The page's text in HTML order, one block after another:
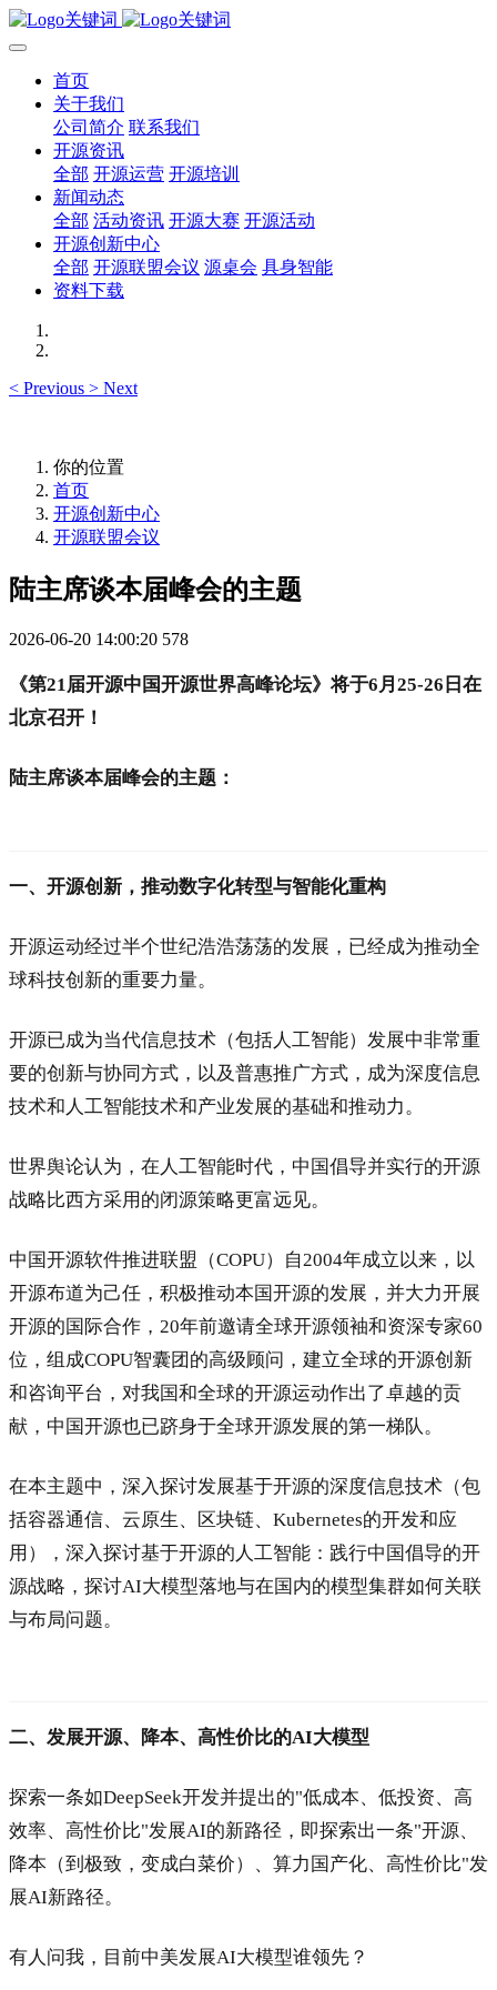
首页
关于我们
公司简介 联系我们
开源资讯
全部 开源运营 开源培训
新闻动态
全部 活动资讯 开源大赛 开源活动
开源创新中心
全部 开源联盟会议 源桌会 具身智能
资料下载
< Previous > Next
你的位置
首页
开源创新中心
开源联盟会议
陆主席谈本届峰会的主题
2026-06-20 14:00:20 578
《第21届开源中国开源世界高峰论坛》将于6月25-26日在
北京召开！
陆主席谈本届峰会的主题：
一、开源创新，推动数字化转型与智能化重构
开源运动经过半个世纪浩浩荡荡的发展，已经成为推动全
球科技创新的重要力量。
开源已成为当代信息技术（包括人工智能）发展中非常重
要的创新与协同方式，以及普惠推广方式，成为深度信息
技术和人工智能技术和产业发展的基础和推动力。
世界舆论认为，在人工智能时代，中国倡导并实行的开源
战略比西方采用的闭源策略更富远见。
中国开源软件推进联盟（COPU）自2004年成立以来，以
开源布道为己任，积极推动本国开源的发展，并大力开展
开源的国际合作，20年前邀请全球开源领袖和资深专家60
位，组成COPU智囊团的高级顾问，建立全球的开源创新
和咨询平台，对我国和全球的开源运动作出了卓越的贡
献，中国开源也已跻身于全球开源发展的第一梯队。
在本主题中，深入探讨发展基于开源的深度信息技术（包
括容器通信、云原生、区块链、Kubernetes的开发和应
用），深入探讨基于开源的人工智能：践行中国倡导的开
源战略，探讨AI大模型落地与在国内的模型集群如何关联
与布局问题。
二、发展开源、降本、高性价比的AI大模型
探索一条如DeepSeek开发并提出的"低成本、低投资、高
效率、高性价比"发展AI的新路径，即探索出一条"开源、
降本（到极致，变成白菜价）、算力国产化、高性价比"发
展AI新路径。
有人问我，目前中美发展AI大模型谁领先？